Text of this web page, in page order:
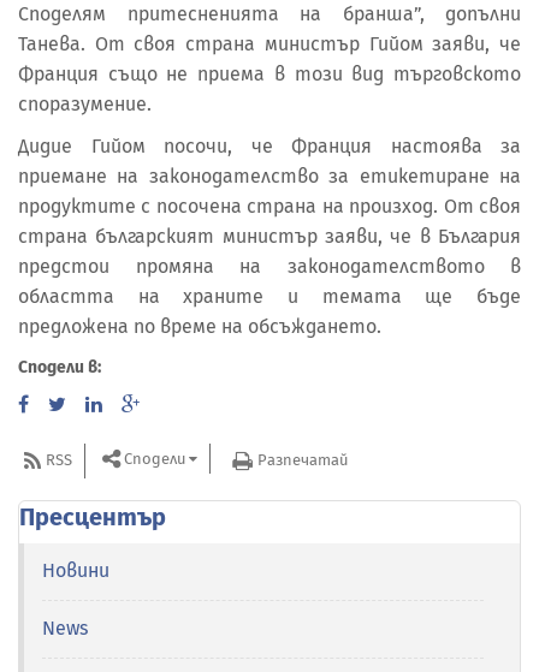
Споделям притесненията на бранша”, допълни
Танева. От своя страна министър Гийом заяви, че
Франция също не приема в този вид търговското
споразумение.
Дидие Гийом посочи, че Франция настоява за
приемане на законодателство за етикетиране на
продуктите с посочена страна на произход. От своя
страна българският министър заяви, че в България
предстои промяна на законодателството в
областта на храните и темата ще бъде
предложена по време на обсъждането.
Сподели в:
RSS Сподели Разпечатай
Пресцентър
Новини
News